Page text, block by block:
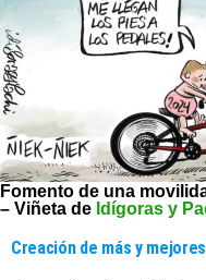
Fomento de una
– Viñeta de Idígoras y
Creación de más y